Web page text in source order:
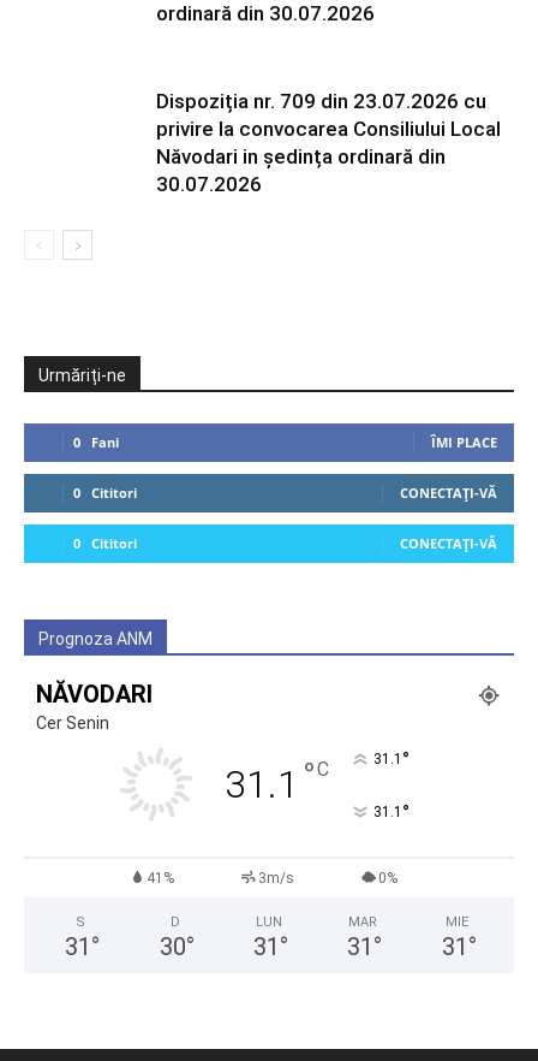
ordinară din 30.07.2026
Dispoziția nr. 709 din 23.07.2026 cu
privire la convocarea Consiliului Local
Năvodari in ședința ordinară din
30.07.2026
Urmăriți-ne
0 Fani ÎMI PLACE
0 Cititori CONECTAȚI-VĂ
0 Cititori CONECTAȚI-VĂ
Prognoza ANM
NĂVODARI
Cer Senin
31.1 °C 31.1 °
31.1 °
41% 3m/s 0%
S
31 °
D
30°
LUN
31 °
MAR
31 °
MIE
31 °